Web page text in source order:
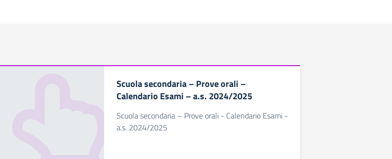
Scuola secondaria – Prove orali –
Calendario Esami – a.s. 2024/2025
Scuola secondaria – Prove orali - Calendario Esami -
a.s. 2024/2025